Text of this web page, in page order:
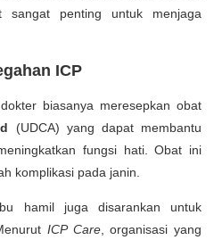
sangat penting untuk menjaga
ICP
biasanya meresepkan obat
(UDCA) yang dapat membantu
fungsi hati. Obat ini
komplikasi pada janin.
hamil juga disarankan untuk
ICP Care, organisasi yang